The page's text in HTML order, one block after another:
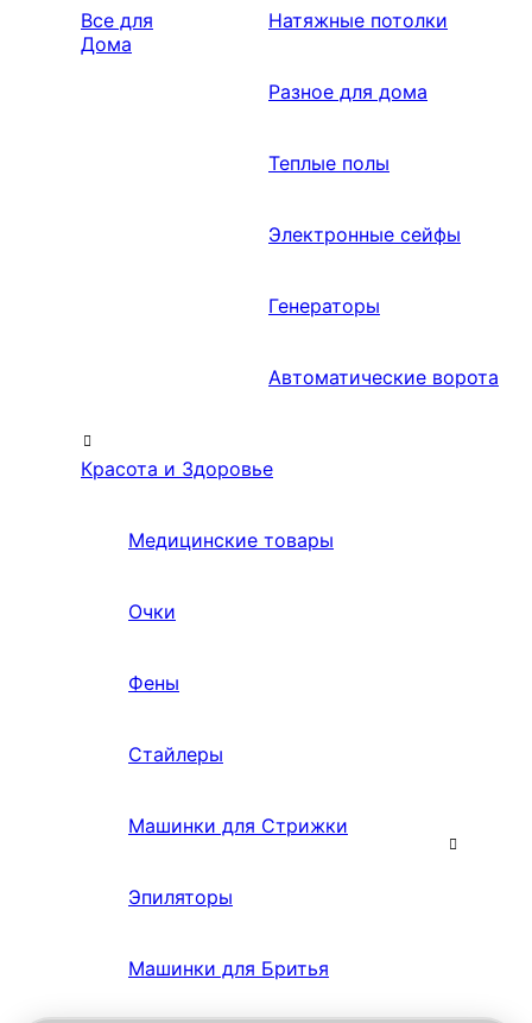
Все для
Дома
Натяжные потолки
Разное для дома
Теплые полы
Электронные сейфы
Генераторы
Автоматические ворота
Красота и Здоровье
Медицинские товары
Очки
Фены
Стайлеры
Машинки для Стрижки
Эпиляторы
Машинки для Бритья